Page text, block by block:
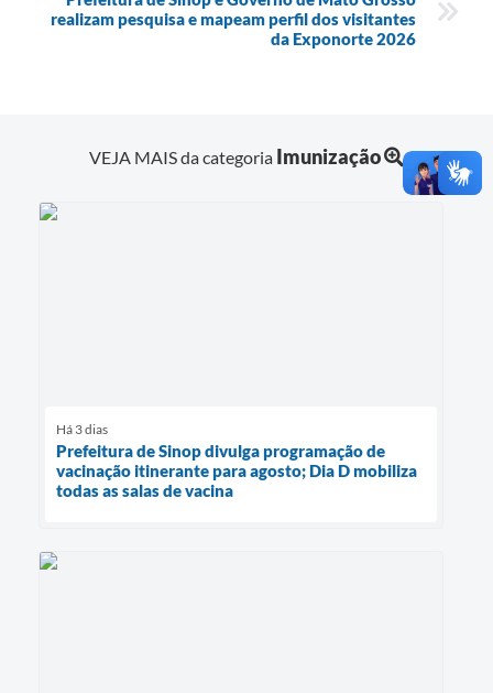
realizam pesquisa e mapeam perfil dos visitantes
da Exponorte 2026
VEJA MAIS da categoria Imunização
Há 3 dias
Prefeitura de Sinop divulga programação de
vacinação itinerante para agosto; Dia D mobiliza
todas as salas de vacina